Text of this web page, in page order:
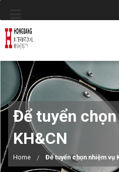
Để tuyển
KH&CN
Home Để tuyển chọn nhiệm vụ